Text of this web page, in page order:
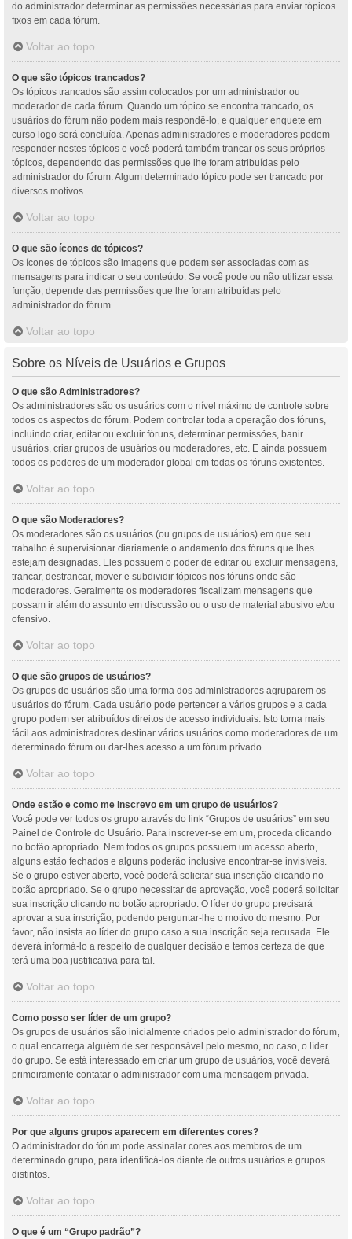
do administrador determinar as permissões necessárias para enviar tópicos
fixos em cada fórum.
Voltar ao topo
O que são tópicos trancados?
Os tópicos trancados são assim colocados por um administrador ou
moderador de cada fórum. Quando um tópico se encontra trancado, os
usuários do fórum não podem mais respondê-lo, e qualquer enquete em
curso logo será concluída. Apenas administradores e moderadores podem
responder nestes tópicos e você poderá também trancar os seus próprios
tópicos, dependendo das permissões que lhe foram atribuídas pelo
administrador do fórum. Algum determinado tópico pode ser trancado por
diversos motivos.
Voltar ao topo
O que são ícones de tópicos?
Os ícones de tópicos são imagens que podem ser associadas com as
mensagens para indicar o seu conteúdo. Se você pode ou não utilizar essa
função, depende das permissões que lhe foram atribuídas pelo
administrador do fórum.
Voltar ao topo
Sobre os Níveis de Usuários e Grupos
O que são Administradores?
Os administradores são os usuários com o nível máximo de controle sobre
todos os aspectos do fórum. Podem controlar toda a operação dos fóruns,
incluindo criar, editar ou excluir fóruns, determinar permissões, banir
usuários, criar grupos de usuários ou moderadores, etc. E ainda possuem
todos os poderes de um moderador global em todas os fóruns existentes.
Voltar ao topo
O que são Moderadores?
Os moderadores são os usuários (ou grupos de usuários) em que seu
trabalho é supervisionar diariamente o andamento dos fóruns que lhes
estejam designadas. Eles possuem o poder de editar ou excluir mensagens,
trancar, destrancar, mover e subdividir tópicos nos fóruns onde são
moderadores. Geralmente os moderadores fiscalizam mensagens que
possam ir além do assunto em discussão ou o uso de material abusivo e/ou
ofensivo.
Voltar ao topo
O que são grupos de usuários?
Os grupos de usuários são uma forma dos administradores agruparem os
usuários do fórum. Cada usuário pode pertencer a vários grupos e a cada
grupo podem ser atribuídos direitos de acesso individuais. Isto torna mais
fácil aos administradores destinar vários usuários como moderadores de um
determinado fórum ou dar-lhes acesso a um fórum privado.
Voltar ao topo
Onde estão e como me inscrevo em um grupo de usuários?
Você pode ver todos os grupo através do link “Grupos de usuários” em seu
Painel de Controle do Usuário. Para inscrever-se em um, proceda clicando
no botão apropriado. Nem todos os grupos possuem um acesso aberto,
alguns estão fechados e alguns poderão inclusive encontrar-se invisíveis.
Se o grupo estiver aberto, você poderá solicitar sua inscrição clicando no
botão apropriado. Se o grupo necessitar de aprovação, você poderá solicitar
sua inscrição clicando no botão apropriado. O líder do grupo precisará
aprovar a sua inscrição, podendo perguntar-lhe o motivo do mesmo. Por
favor, não insista ao líder do grupo caso a sua inscrição seja recusada. Ele
deverá informá-lo a respeito de qualquer decisão e temos certeza de que
terá uma boa justificativa para tal.
Voltar ao topo
Como posso ser líder de um grupo?
Os grupos de usuários são inicialmente criados pelo administrador do fórum,
o qual encarrega alguém de ser responsável pelo mesmo, no caso, o líder
do grupo. Se está interessado em criar um grupo de usuários, você deverá
primeiramente contatar o administrador com uma mensagem privada.
Voltar ao topo
Por que alguns grupos aparecem em diferentes cores?
O administrador do fórum pode assinalar cores aos membros de um
determinado grupo, para identificá-los diante de outros usuários e grupos
distintos.
Voltar ao topo
O que é um “Grupo padrão”?